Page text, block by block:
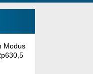
Modus